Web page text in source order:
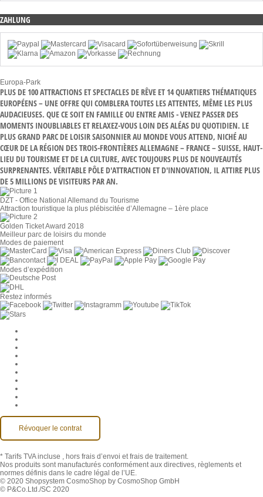
ZAHLUNG
Europa-Park
PLUS DE 100 ATTRACTIONS ET SPECTACLES DE RÊVE ET 14 QUARTIERS THÉMATIQUES
EUROPÉENS – UNE OFFRE QUI COMBLERA TOUTES LES ATTENTES, MÊME LES PLUS
AUDACIEUSES. QUE CE SOIT EN FAMILLE OU ENTRE AMIS - VENEZ PASSER DES
MOMENTS INOUBLIABLES ET RELAXEZ-VOUS LOIN DES ALÉAS DU QUOTIDIEN. LE
PLUS GRAND PARC DE LOISIR SAISONNIER AU MONDE VOUS ATTEND, NICHÉ AU
CŒUR DE LA RÉGION DES TROIS-FRONTIÈRES ALLEMAGNE – FRANCE – SUISSE, HAUT-
LIEU DU TOURISME ET DE LA CULTURE, AVEC TOUJOURS PLUS DE NOUVEAUTÉS
SURPRENANTES. VÉRITABLE PÔLE D'ATTRACTION ET D'INNOVATION, IL ATTIRE PLUS
DE 5 MILLIONS DE VISITEURS PAR AN.
DZT - Office National Allemand du Tourisme
Attraction touristique la plus plébiscitée d’Allemagne – 1ère place
Golden Ticket Award 2018
Meilleur parc de loisirs du monde
Modes de paiement
Modes d’expédition
Restez informés
Révoquer le contrat
* Tarifs TVA incluse
, hors frais d’envoi et frais de traitement.
Nos produits sont manufacturés conformément aux directives, règlements et
normes définis dans le cadre légal de l’UE.
© 2020 Shopsystem CosmoShop by CosmoShop GmbH
© P&Co.Ltd./SC 2020